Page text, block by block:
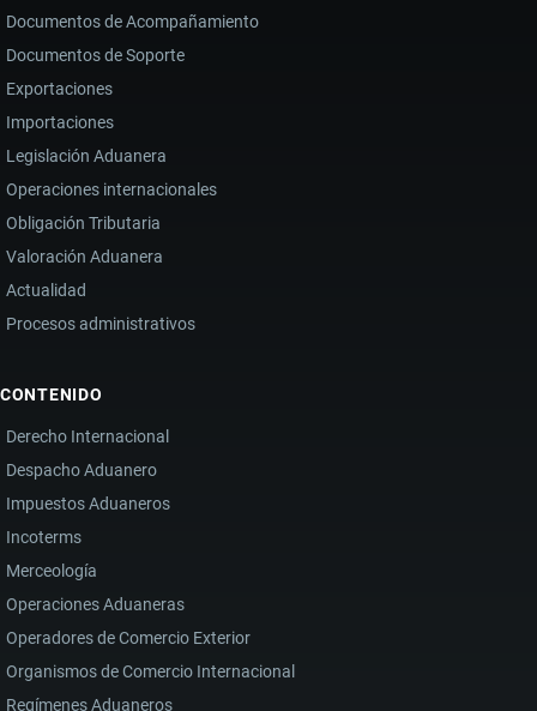
Documentos de Acompañamiento
Documentos de Soporte
Exportaciones
Importaciones
Legislación Aduanera
Operaciones internacionales
Obligación Tributaria
Valoración Aduanera
Actualidad
Procesos administrativos
CONTENIDO
Derecho Internacional
Despacho Aduanero
Impuestos Aduaneros
Incoterms
Merceología
Operaciones Aduaneras
Operadores de Comercio Exterior
Organismos de Comercio Internacional
Regímenes Aduaneros